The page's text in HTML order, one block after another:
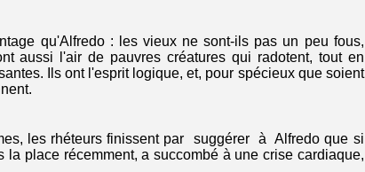
qu'Alfredo : les vieux ne sont-ils pas un peu fous,
aussi l'air de pauvres créatures qui radotent, tout en
Ils ont l'esprit logique, et, pour spécieux que soient
les rhéteurs finissent par suggérer à Alfredo que si
la place récemment, a succombé à une crise cardiaque,